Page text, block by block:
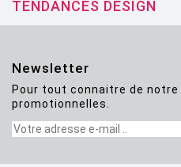
CATELLANI AND SMITH
CINNA
CLASSICON
CRASSEVIG
TENDANCES DESIGN
Newsletter
Pour tout connaitre de
promotionnelles.